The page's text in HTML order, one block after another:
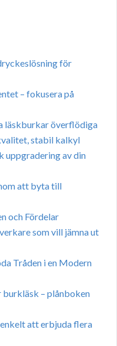
för
– fokusera på
läskburkar överflödiga
stabil kalkyl
uppgradering av din
att byta till
och Fördelar
som vill jämna ut
Tråden i en Modern
– plånboken
att erbjuda flera